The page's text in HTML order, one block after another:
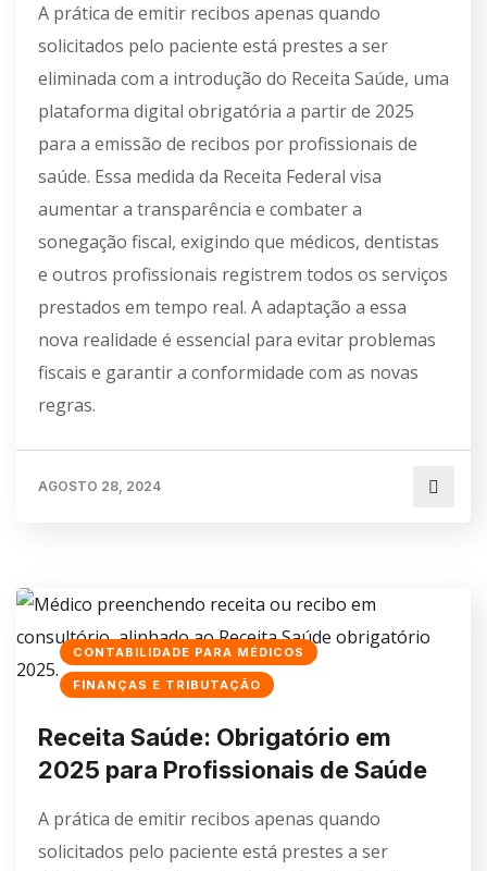
A prática de emitir recibos apenas quando
solicitados pelo paciente está prestes a ser
eliminada com a introdução do Receita Saúde, uma
plataforma digital obrigatória a partir de 2025
para a emissão de recibos por profissionais de
saúde. Essa medida da Receita Federal visa
aumentar a transparência e combater a
sonegação fiscal, exigindo que médicos, dentistas
e outros profissionais registrem todos os serviços
prestados em tempo real. A adaptação a essa
nova realidade é essencial para evitar problemas
fiscais e garantir a conformidade com as novas
regras.
AGOSTO 28, 2024
CONTABILIDADE PARA MÉDICOS
FINANÇAS E TRIBUTAÇÃO
Receita Saúde: Obrigatório em
2025 para Profissionais de Saúde
A prática de emitir recibos apenas quando
solicitados pelo paciente está prestes a ser